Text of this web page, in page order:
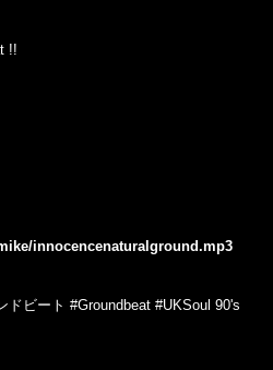
!!
innocencenaturalground.mp3
ドビート #Groundbeat #UKSoul 90's